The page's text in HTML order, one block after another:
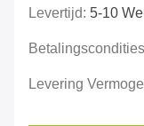
Levertijd: 5-10
Levering